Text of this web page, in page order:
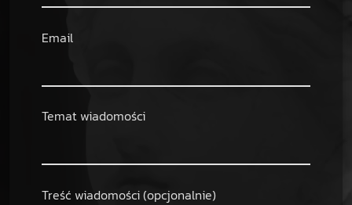
Email
Temat wiadomości
Treść wiadomości (opcjonalnie)